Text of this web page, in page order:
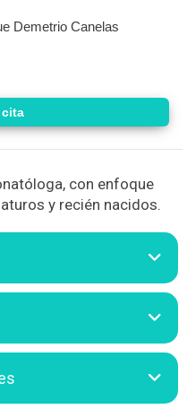
Demetrio Canelas
cita
con enfoque
y recién nacidos.
por realizar
evaluación y tratamiento
como enfermos, así
los siguientes